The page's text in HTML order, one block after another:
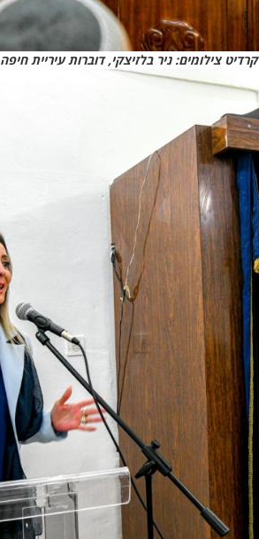
קרדיט צילומים: ניר בלזיצקי, דוברות עיריית חיפה